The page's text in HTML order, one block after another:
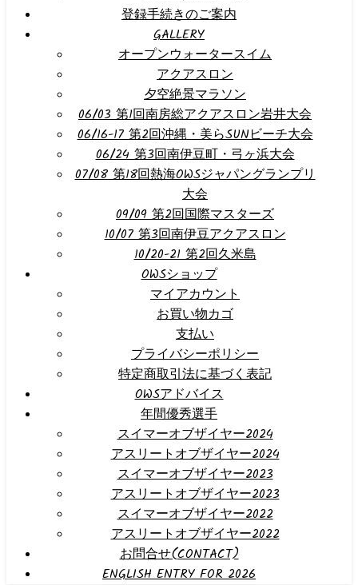
登録手続きのご案内
GALLERY
オープンウォータースイム
アクアスロン
夕空絶景マラソン
06/03 第1回南房総アクアスロン岩井大会
06/16-17 第2回沖縄・美らSUNビーチ大会
06/24 第3回南伊豆町・弓ヶ浜大会
07/08 第18回熱海OWSジャパングランプリ
大会
09/09 第2回国際マスターズ
10/07 第3回南伊豆アクアスロン
10/20-21 第2回久米島
OWSショップ
マイアカウント
お買い物カゴ
支払い
プライバシーポリシー
特定商取引法に基づく表記
OWSアドバイス
年間優秀選手
スイマーオブザイヤー2024
アスリートオブザイヤー2024
スイマーオブザイヤー2023
アスリートオブザイヤー2023
スイマーオブザイヤー2022
アスリートオブザイヤー2022
お問合せ(CONTACT)
ENGLISH ENTRY FOR 2026